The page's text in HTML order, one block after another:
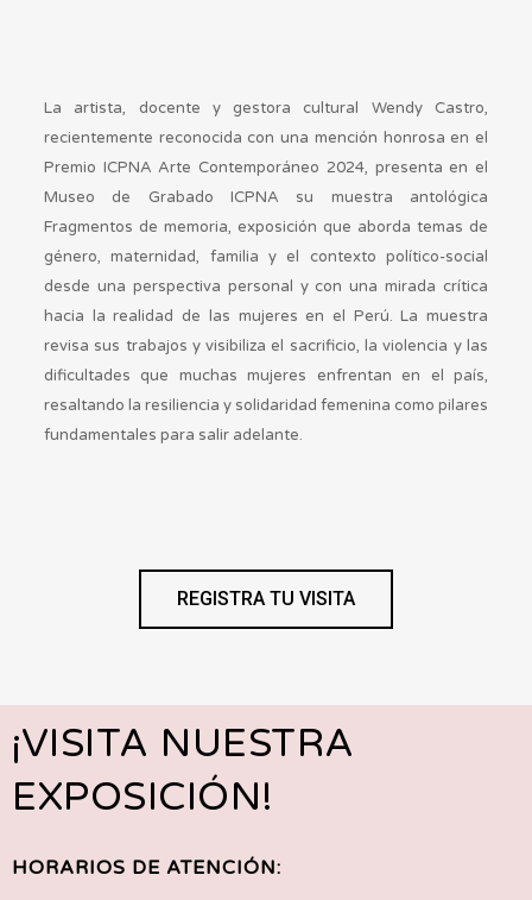
La artista, docente y gestora cultural Wendy Castro,
recientemente reconocida con una mención honrosa en el
Premio ICPNA Arte Contemporáneo 2024, presenta en el
Museo de Grabado ICPNA su muestra antológica
Fragmentos de memoria, exposición que aborda temas de
género, maternidad, familia y el contexto político-social
desde una perspectiva personal y con una mirada crítica
hacia la realidad de las mujeres en el Perú. La muestra
revisa sus trabajos y visibiliza el sacrificio, la violencia y las
dificultades que muchas mujeres enfrentan en el país,
resaltando la resiliencia y solidaridad femenina como pilares
fundamentales para salir adelante.
REGISTRA TU VISITA
¡VISITA NUESTRA
EXPOSICIÓN!
HORARIOS DE ATENCIÓN: